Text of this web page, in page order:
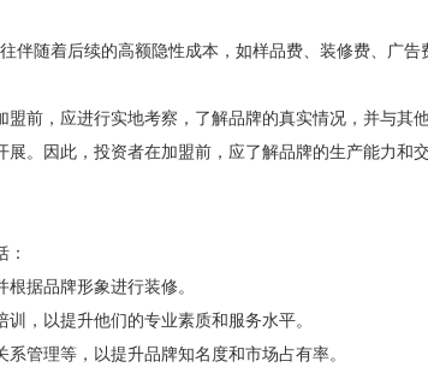
随着后续的高额隐性成本，如样品费、装修费、广告
，应进行实地考察，了解品牌的真实情况，并与其他
因此，投资者在加盟前，应了解品牌的生产能力和
据品牌形象进行装修。
，以提升他们的专业素质和服务水平。
管理等，以提升品牌知名度和市场占有率。